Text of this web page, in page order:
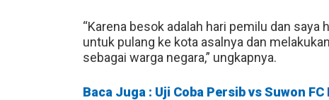
“Karena besok adalah hari pemilu dan
untuk pulang ke kota asalnya dan
sebagai warga negara,” ungkapnya.
Baca Juga : Uji Coba Persib vs Suwon